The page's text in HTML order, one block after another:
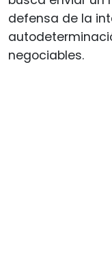
defensa de la
negociables.